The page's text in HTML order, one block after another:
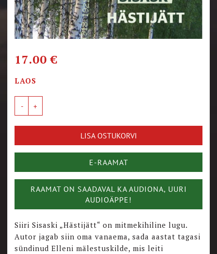
17.00€
LAOS
LISA OSTUKORVI
E-RAAMAT
RAAMAT ON SAADAVAL KA AUDIONA, UURI
AUDIOÄPPE!
Siiri Sisaski „Hästijätt“ on mitmekihiline lugu.
Autor jagab siin oma vanaema, sada aastat tagasi
sündinud Elleni mälestuskilde, mis leiti